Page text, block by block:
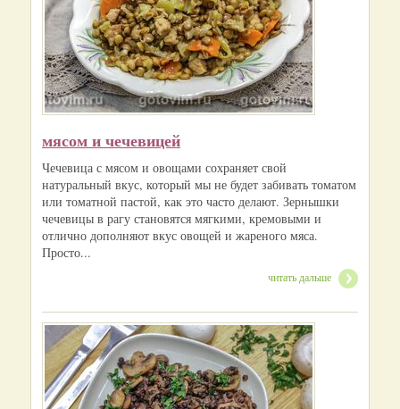
мясом и чечевицей
Чечевица с мясом и овощами сохраняет свой
натуральный вкус, который мы не будет забивать томатом
или томатной пастой, как это часто делают. Зернышки
чечевицы в рагу становятся мягкими, кремовыми и
отлично дополняют вкус овощей и жареного мяса.
Просто...
читать дальше